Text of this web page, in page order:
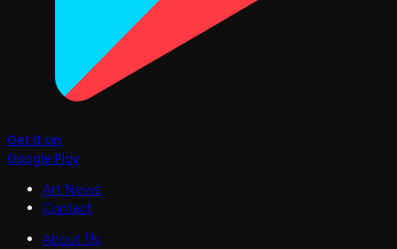
Get it on
Google Play
Art News
Contact
About Us